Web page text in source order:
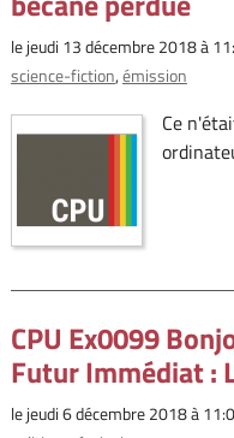
le jeudi 13 décembre 2018 à
science-fiction émission
Ce
CPU Ex0099
Futur Immédiat :
le jeudi 6 décembre 2018 à